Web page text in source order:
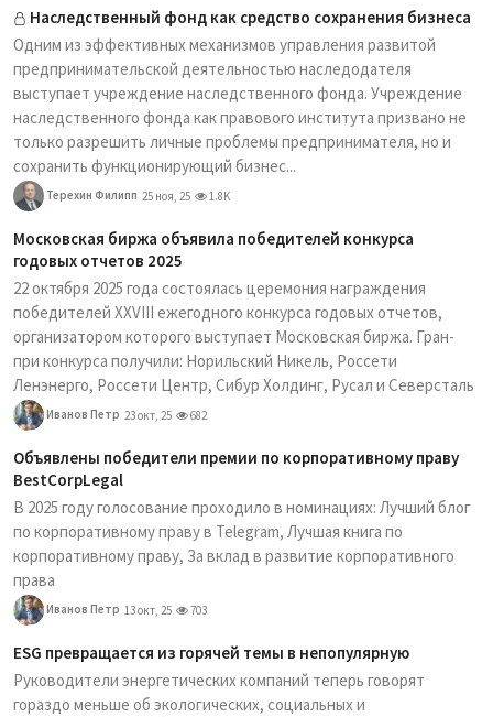
Наследственный фонд как средство сохранения бизнеса
Одним из эффективных механизмов управления развитой
предпринимательской деятельностью наследодателя
выступает учреждение наследственного фонда. Учреждение
наследственного фонда как правового института призвано не
только разрешить личные проблемы предпринимателя, но и
сохранить функционирующий бизнес...
Терехин Филипп 25 ноя, 25 1.8K
Московская биржа объявила победителей конкурса
годовых отчетов 2025
22 октября 2025 года состоялась церемония награждения
победителей XXVIII ежегодного конкурса годовых отчетов,
организатором которого выступает Московская биржа. Гран-
при конкурса получили: Норильский Никель, Россети
Ленэнерго, Россети Центр, Сибур Холдинг, Русал и Северсталь
Иванов Петр 23 окт, 25 682
Объявлены победители премии по корпоративному праву
BestCorpLegal
В 2025 году голосование проходило в номинациях: Лучший блог
по корпоративному праву в Telegram, Лучшая книга по
корпоративному праву, За вклад в развитие корпоративного
права
Иванов Петр 13 окт, 25 703
ESG превращается из горячей темы в непопулярную
Руководители энергетических компаний теперь говорят
гораздо меньше об экологических, социальных и